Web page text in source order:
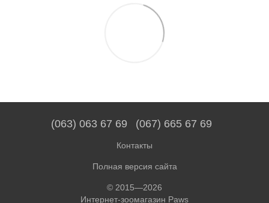
(063) 063 67 69 (067) 665 67 69
Контакты
Полная версия сайта
© 2015—2026
Интернет-зоомагазин Paws